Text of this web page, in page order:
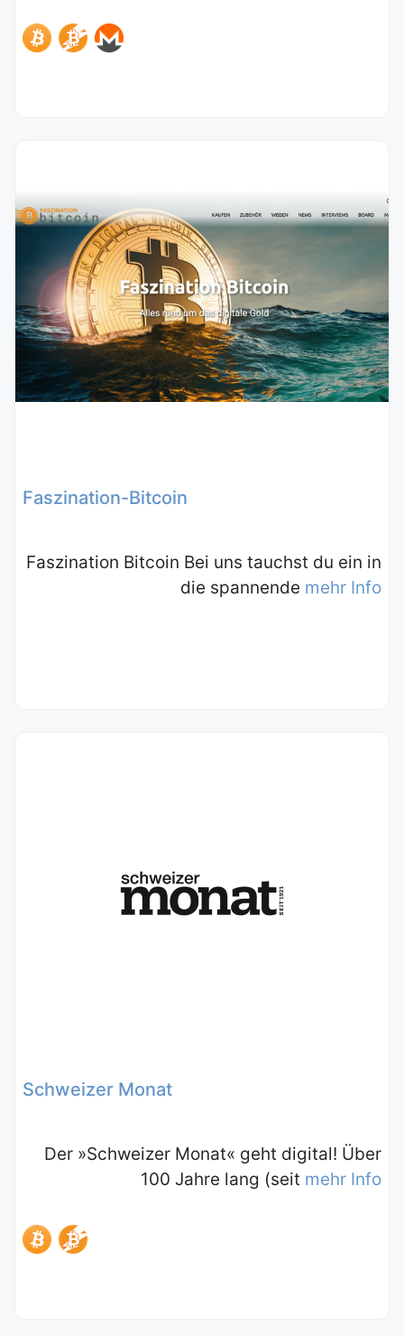
Faszination-Bitcoin
Faszination Bitcoin Bei uns tauchst du ein in
die spannende mehr Info
Schweizer Monat
Der »Schweizer Monat« geht digital! Über
100 Jahre lang (seit mehr Info